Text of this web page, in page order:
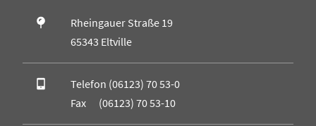
Rheingauer Straße 19
65343 Eltville
Telefon (06123) 70 53-0
Fax (06123) 70 53-10